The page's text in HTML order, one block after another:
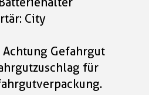
City
Gefahrgut
für